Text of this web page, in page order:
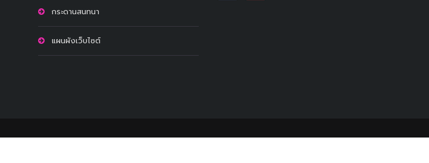
กระดานสนทนา
แผนผังเว็บไซต์